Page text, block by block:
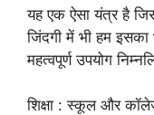
यह एक ऐसा यंत्र है
जिंदगी में भी हम
महत्वपूर्ण उपयोग
शिक्षा : स्कूल और